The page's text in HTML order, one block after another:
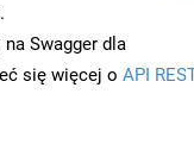
Swagger dla
się więcej o API REST